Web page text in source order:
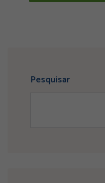
Pesquisar